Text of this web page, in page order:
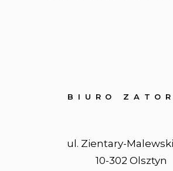
BIURO
ul. Zientary-
10-302 Olsztyn